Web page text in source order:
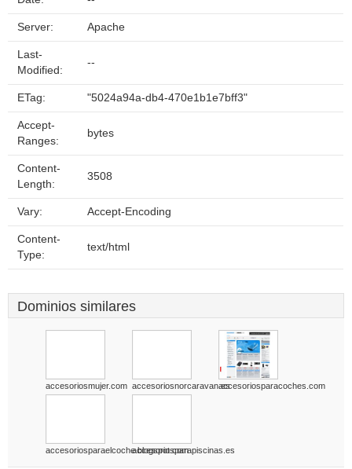
Server: Apache
Last-
Modified:
--
ETag: "5024a94a-db4-470e1b1e7bff3"
Accept-
Ranges:
bytes
Content-
Length:
3508
Vary: Accept-Encoding
Content-
Type:
text/html
Dominios similares
accesoriosmujer.com accesoriosnorcaravan.esaccesoriosparacoches.com
accesoriosparaelcoche.blogspot.com
accesoriosparapiscinas.es